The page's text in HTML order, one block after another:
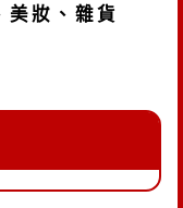
妝、雜貨